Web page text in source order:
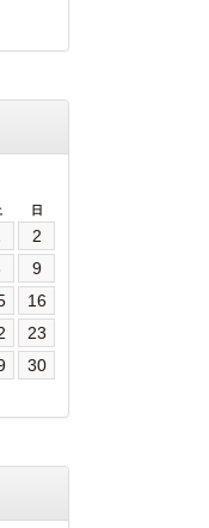
日
2
9
16
23
30